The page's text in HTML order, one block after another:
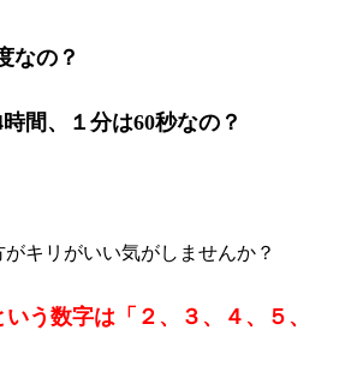
なの？
時間、１分は60秒なの？
がキリがいい気がしませんか？
いう数字は「２、３、４、５、